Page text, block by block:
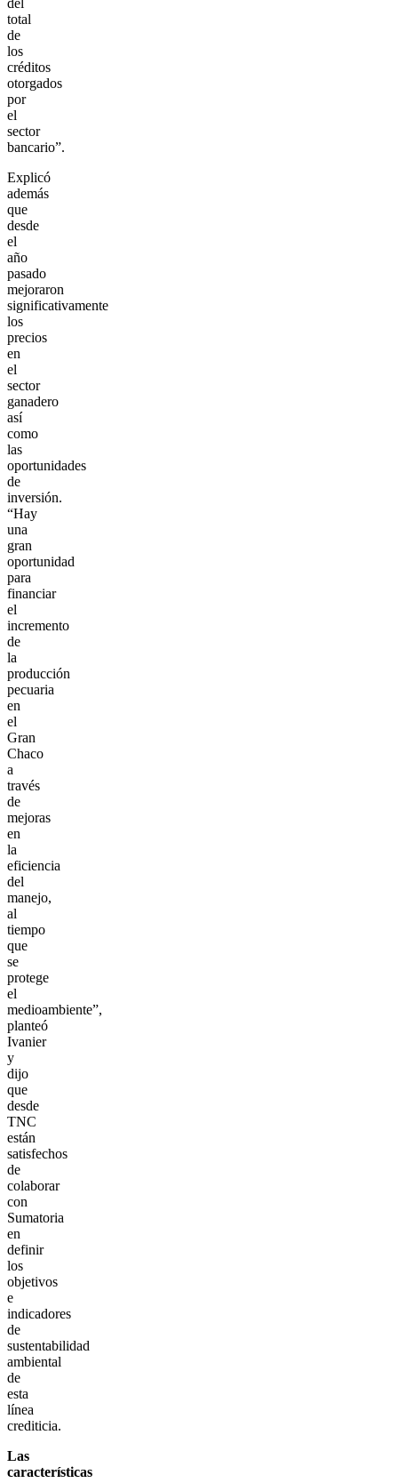
del
total
de
los
créditos
otorgados
por
el
sector
bancario”.
Explicó
además
que
desde
el
año
pasado
mejoraron
significativamente
los
precios
en
el
sector
ganadero
así
como
las
oportunidades
de
inversión.
“Hay
una
gran
oportunidad
para
financiar
el
incremento
de
la
producción
pecuaria
en
el
Gran
Chaco
a
través
de
mejoras
en
la
eficiencia
del
manejo,
al
tiempo
que
se
protege
el
medioambiente”,
planteó
Ivanier
y
dijo
que
desde
TNC
están
satisfechos
de
colaborar
con
Sumatoria
en
definir
los
objetivos
e
indicadores
de
sustentabilidad
ambiental
de
esta
línea
crediticia.
Las
características